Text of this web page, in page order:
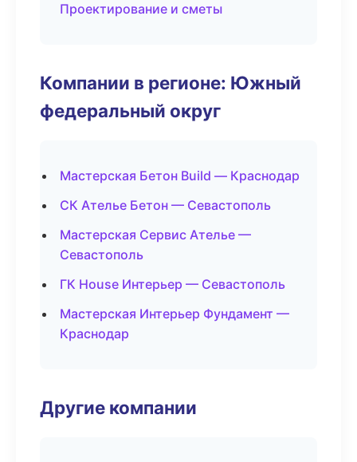
Проектирование и сметы
Компании в регионе: Южный
федеральный округ
Мастерская Бетон Build — Краснодар
СК Ателье Бетон — Севастополь
Мастерская Сервис Ателье —
Севастополь
ГК House Интерьер — Севастополь
Мастерская Интерьер Фундамент —
Краснодар
Другие компании